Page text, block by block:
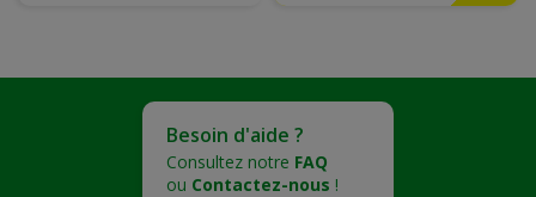
Besoin d'aide ?
Consultez notre FAQ
ou Contactez-nous !